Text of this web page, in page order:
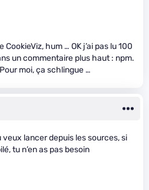
hum … OK j’ai pas lu 100
un commentaire plus haut : npm.
moi, ça schlingue …
veux lancer depuis les sources, si
tu n’en as pas besoin